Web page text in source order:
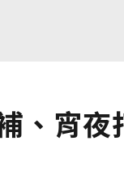
、宵